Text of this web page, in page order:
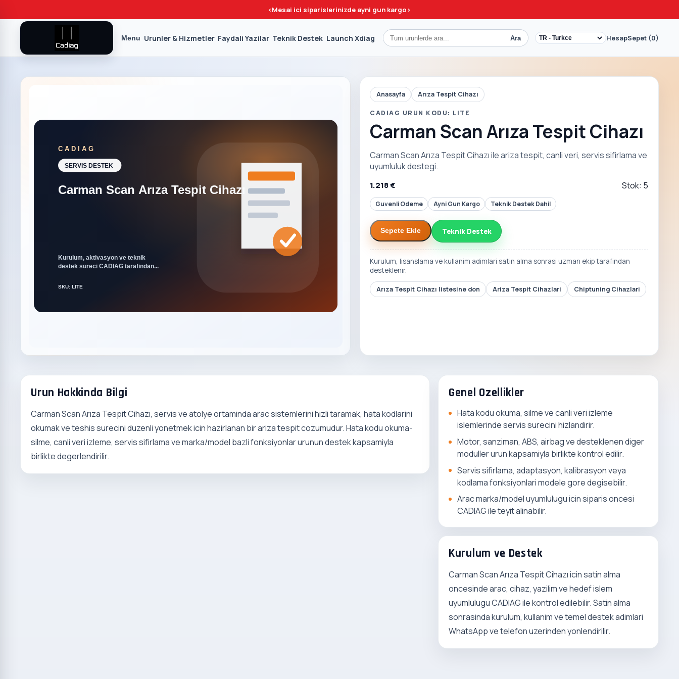
<Mesai ici siparislerinizde ayni gun kargo>
Menu Urunler & Hizmetler Faydali Yazilar Teknik Destek Launch Xdiag Ara HesapSepet (0)
Anasayfa Arıza Tespit Cihazı
CADIAG URUN KODU: LITE
Carman Scan Arıza Tespit Cihazı
Carman Scan Arıza Tespit Cihazı ile ariza tespit, canli veri, servis sifirlama ve
uyumluluk destegi.
1.218 € Stok: 5
Guvenli Odeme Ayni Gun Kargo Teknik Destek Dahil
Sepete Ekle Teknik Destek
Kurulum, lisanslama ve kullanim adimlari satin alma sonrasi uzman ekip tarafindan
desteklenir.
Arıza Tespit Cihazı listesine don Ariza Tespit Cihazlari Chiptuning Cihazlari
Urun Hakkinda Bilgi
Carman Scan Arıza Tespit Cihazı, servis ve atolye ortaminda arac sistemlerini hizli taramak, hata kodlarini
okumak ve teshis surecini duzenli yonetmek icin hazirlanan bir ariza tespit cozumudur. Hata kodu okuma-
silme, canli veri izleme, servis sifirlama ve marka/model bazli fonksiyonlar urunun destek kapsamiyla
birlikte degerlendirilir.
Genel Ozellikler
Hata kodu okuma, silme ve canli veri izleme
islemlerinde servis surecini hizlandirir.
Motor, sanziman, ABS, airbag ve desteklenen diger
moduller urun kapsamiyla birlikte kontrol edilir.
Servis sifirlama, adaptasyon, kalibrasyon veya
kodlama fonksiyonlari modele gore degisebilir.
Arac marka/model uyumlulugu icin siparis oncesi
CADIAG ile teyit alinabilir.
Kurulum ve Destek
Carman Scan Arıza Tespit Cihazı icin satin alma
oncesinde arac, cihaz, yazilim ve hedef islem
uyumlulugu CADIAG ile kontrol edilebilir. Satin alma
sonrasinda kurulum, kullanim ve temel destek adimlari
WhatsApp ve telefon uzerinden yonlendirilir.